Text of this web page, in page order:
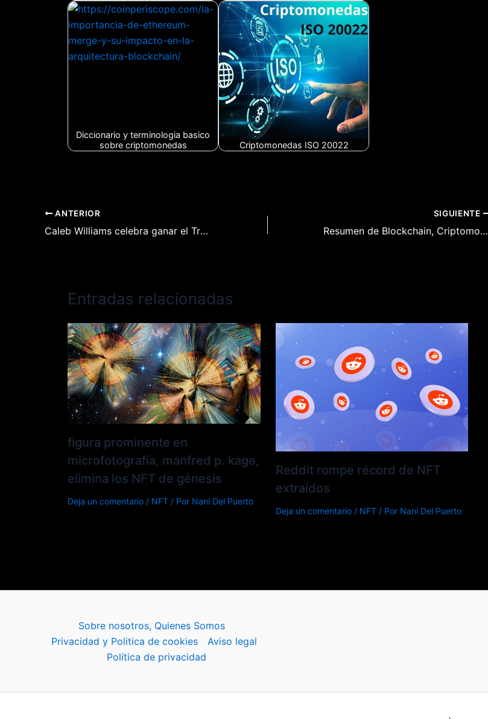
Diccionario y terminologia basico
sobre criptomonedas
Criptomonedas ISO 20022
ANTERIOR
Caleb Williams celebra ganar el Trofeo Heisman 2022 con una caída de NFT
SIGUIENTE
Resumen de Blockchain, Criptomoneda, Verificación de Identidad y Rural Fintech para 2022 y Outlook para 2023
Entradas relacionadas
figura prominente en
microfotografía, manfred p. kage,
elimina los NFT de génesis
Deja un comentario / NFT / Por Nani Del Puerto
Reddit rompe récord de NFT
extraídos
Deja un comentario / NFT/ Por Nani Del Puerto
Sobre nosotros, Quienes Somos
Privacidad y Politica de cookies
Aviso legal
Política de privacidad